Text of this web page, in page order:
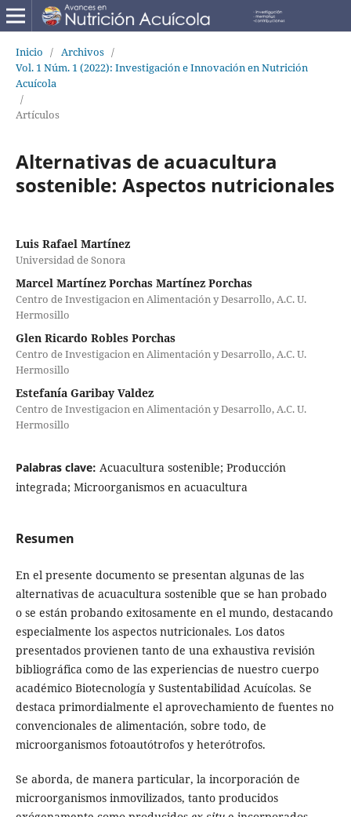
Inicio / Archivos /
Vol. 1 Núm. 1 (2022): Investigación e Innovación en Nutrición
Acuícola
/
Artículos
Alternativas de acuacultura
sostenible: Aspectos nutricionales
Luis Rafael Martínez
Universidad de Sonora
Marcel Martínez Porchas Martínez Porchas
Centro de Investigacion en Alimentación y Desarrollo, A.C. U.
Hermosillo
Glen Ricardo Robles Porchas
Centro de Investigacion en Alimentación y Desarrollo, A.C. U.
Hermosillo
Estefanía Garibay Valdez
Centro de Investigacion en Alimentación y Desarrollo, A.C. U.
Hermosillo
Palabras clave: Acuacultura sostenible; Producción
integrada; Microorganismos en acuacultura
Resumen
En el presente documento se presentan algunas de las
alternativas de acuacultura sostenible que se han probado
o se están probando exitosamente en el mundo, destacando
especialmente los aspectos nutricionales. Los datos
presentados provienen tanto de una exhaustiva revisión
bibliográfica como de las experiencias de nuestro cuerpo
académico Biotecnología y Sustentabilidad Acuícolas. Se
destaca primordialmente el aprovechamiento de fuentes no
convencionales de alimentación, sobre todo, de
microorganismos fotoautótrofos y heterótrofos.
Se aborda, de manera particular, la incorporación de
microorganismos inmovilizados, tanto producidos